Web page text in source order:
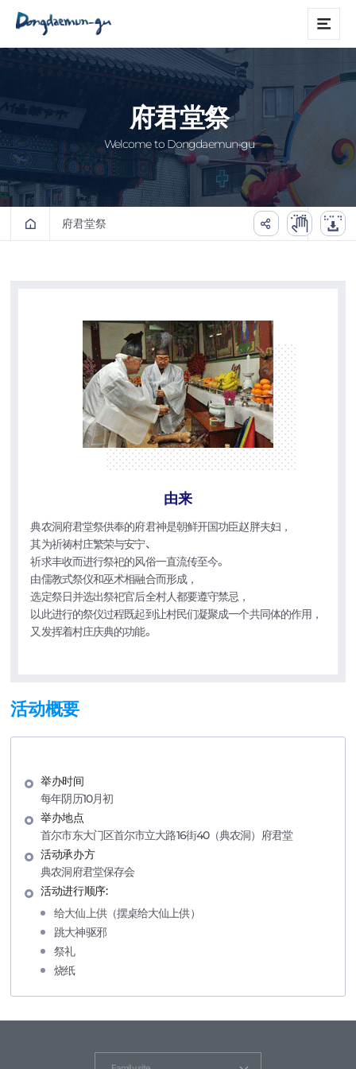
메
府君堂祭
Welcome to Dongdaemun-gu
府君堂祭
由来
典农洞府君堂祭供奉的府君神是朝鲜开国功臣赵胖夫妇，
其为祈祷村庄繁荣与安宁、
祈求丰收而进行祭祀的风俗一直流传至今。
由儒教式祭仪和巫术相融合而形成，
选定祭日并选出祭祀官后全村人都要遵守禁忌，
以此进行的祭仪过程既起到让村民们凝聚成一个共同体的作用，
又发挥着村庄庆典的功能。
活动概要
举办时间
每年阴历10月初
举办地点
首尔市东大门区首尔市立大路16街40（典农洞）府君堂
活动承办方
典农洞府君堂保存会
活动进行顺序:
给大仙上供（摆桌给大仙上供）
跳大神驱邪
祭礼
烧纸